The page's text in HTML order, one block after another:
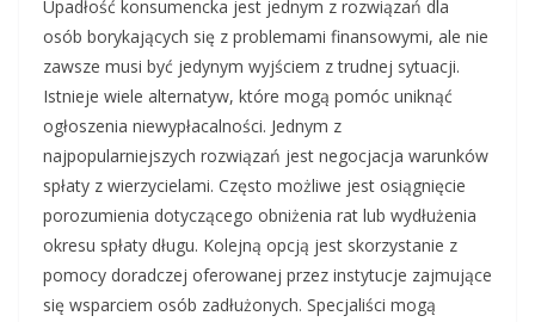
Upadłość konsumencka jest jednym z rozwiązań dla
osób borykających się z problemami finansowymi, ale nie
zawsze musi być jedynym wyjściem z trudnej sytuacji.
Istnieje wiele alternatyw, które mogą pomóc uniknąć
ogłoszenia niewypłacalności. Jednym z
najpopularniejszych rozwiązań jest negocjacja warunków
spłaty z wierzycielami. Często możliwe jest osiągnięcie
porozumienia dotyczącego obniżenia rat lub wydłużenia
okresu spłaty długu. Kolejną opcją jest skorzystanie z
pomocy doradczej oferowanej przez instytucje zajmujące
się wsparciem osób zadłużonych. Specjaliści mogą